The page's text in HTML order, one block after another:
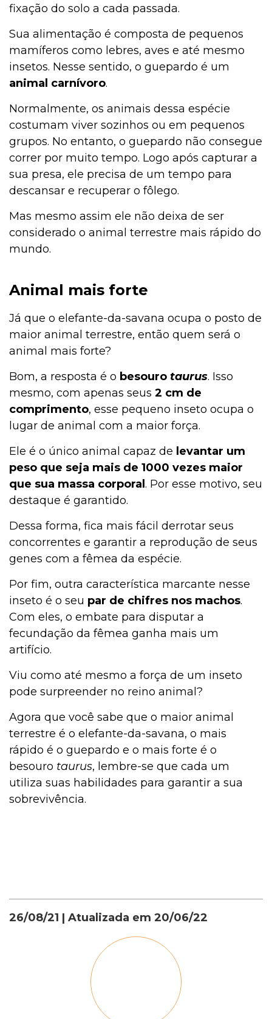
fixação do solo a cada passada.
Sua alimentação é composta de pequenos
mamíferos como lebres, aves e até mesmo
insetos. Nesse sentido, o guepardo é um
animal carnívoro.
Normalmente, os animais dessa espécie
costumam viver sozinhos ou em pequenos
grupos. No entanto, o guepardo não consegue
correr por muito tempo. Logo após capturar a
sua presa, ele precisa de um tempo para
descansar e recuperar o fôlego.
Mas mesmo assim ele não deixa de ser
considerado o animal terrestre mais rápido do
mundo.
Animal mais forte
Já que o elefante-da-savana ocupa o posto de
maior animal terrestre, então quem será o
animal mais forte?
Bom, a resposta é o besouro taurus. Isso
mesmo, com apenas seus 2 cm de
comprimento, esse pequeno inseto ocupa o
lugar de animal com a maior força.
Ele é o único animal capaz de levantar um
peso que seja mais de 1000 vezes maior
que sua massa corporal . Por esse motivo, seu
destaque é garantido.
Dessa forma, fica mais fácil derrotar seus
concorrentes e garantir a reprodução de seus
genes com a fêmea da espécie.
Por fim, outra característica marcante nesse
inseto é o seu par de chifres nos machos.
Com eles, o embate para disputar a
fecundação da fêmea ganha mais um
artifício.
Viu como até mesmo a força de um inseto
pode surpreender no reino animal?
Agora que você sabe que o maior animal
terrestre é o elefante-da-savana, o mais
rápido é o guepardo e o mais forte é o
besouro taurus, lembre-se que cada um
utiliza suas habilidades para garantir a sua
sobrevivência.
26/08/21 | Atualizada em 20/06/22